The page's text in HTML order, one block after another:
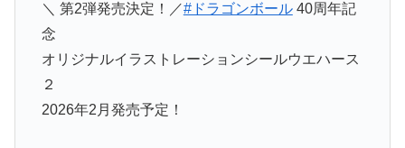
＼ 第2弾発売決定！／#ドラゴンボール40周年記
念
オリジナルイラストレーションシールウエハース
２
2026年2月発売予定！